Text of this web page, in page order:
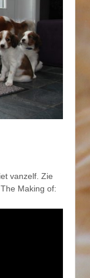
vanzelf. Zie
Making of: